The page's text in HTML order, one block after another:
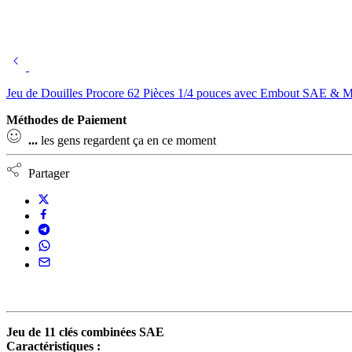
Jeu de Douilles Procore 62 Pièces 1/4 pouces avec Embout SAE &
Méthodes de Paiement
... les gens regardent ça en ce moment
Partager
Jeu de 11 clés combinées SAE
Caractéristiques :